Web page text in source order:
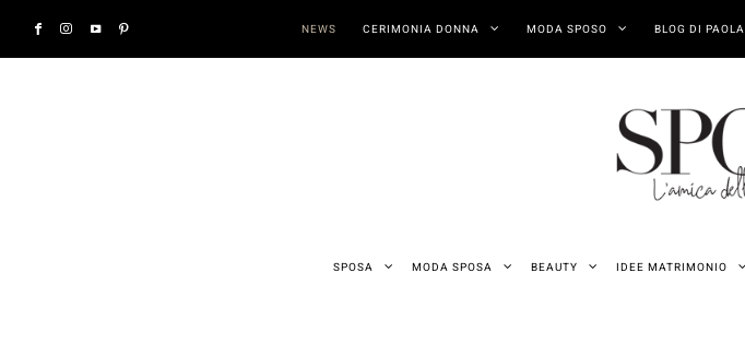
NEWS CERIMONIA DONNA MODA SPOSO BLOG DI PAOLA
SPOSA MODA SPOSA BEAUTY IDEE MATRIMONIO